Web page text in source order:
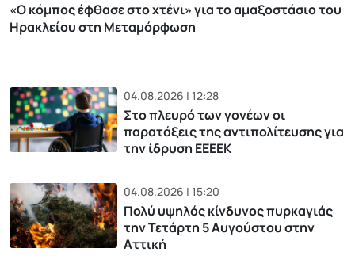
«Ο κόμπος έφθασε στο χτένι» για το αμαξοστάσιο του
Ηρακλείου στη Μεταμόρφωση
04.08.2026 | 12:28
Στο πλευρό των γονέων οι
παρατάξεις της αντιπολίτευσης για
την ίδρυση ΕΕΕΕΚ
04.08.2026 | 15:20
Πολύ υψηλός κίνδυνος πυρκαγιάς
την Τετάρτη 5 Αυγούστου στην
Αττική